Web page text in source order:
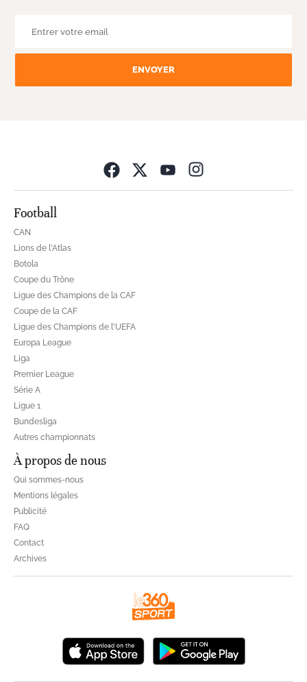
ENVOYER
Football
CAN
Lions de l'Atlas
Botola
Coupe du Trône
Ligue des Champions de la CAF
Coupe de la CAF
Ligue des Champions de l'UEFA
Europa League
Liga
Premier League
Série A
Ligue 1
Bundesliga
Autres championnats
À propos de nous
Qui sommes-nous
Mentions légales
Publicité
FAQ
Contact
Archives